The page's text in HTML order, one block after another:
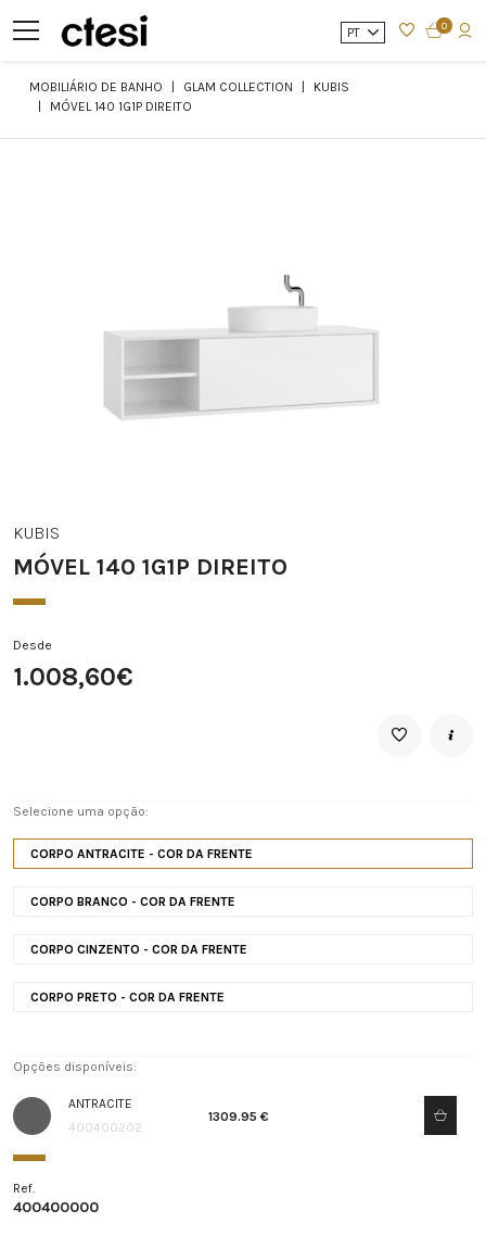
PT 0
MOBILIÁRIO DE BANHO GLAM COLLECTION
KUBIS
MÓVEL 140 1G1P DIREITO
KUBIS
MÓVEL 140 1G1P DIREITO
Desde
1.008,60€
Selecione uma opção:
CORPO ANTRACITE - COR DA FRENTE
CORPO BRANCO - COR DA FRENTE
CORPO CINZENTO - COR DA FRENTE
CORPO PRETO - COR DA FRENTE
Opções disponíveis:
ANTRACITE
400400202
1309.95 €
Ref.
400400000